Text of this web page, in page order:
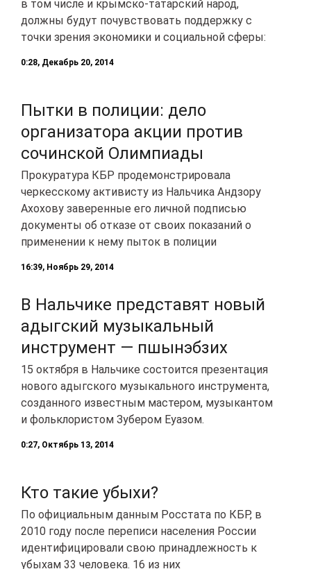
в том числе и крымско-татарский народ,
должны будут почувствовать поддержку с
точки зрения экономики и социальной сферы:
0:28, Декабрь 20, 2014
Пытки в полиции: дело
организатора акции против
сочинской Олимпиады
Прокуратура КБР продемонстрировала
черкесскому активисту из Нальчика Андзору
Ахохову заверенные его личной подписью
документы об отказе от своих показаний о
применении к нему пыток в полиции
16:39, Ноябрь 29, 2014
В Нальчике представят новый
адыгский музыкальный
инструмент — пшынэбзих
15 октября в Нальчике состоится презентация
нового адыгского музыкального инструмента,
созданного известным мастером, музыкантом
и фольклористом Зубером Еуазом.
0:27, Октябрь 13, 2014
Кто такие убыхи?
По официальным данным Росстата по КБР, в
2010 году после переписи населения России
идентифицировали свою принадлежность к
убыхам 33 человека. 16 из них